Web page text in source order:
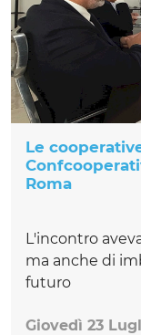
Le
Roma
L'incontro
ma anche di
futuro
Giovedì 23